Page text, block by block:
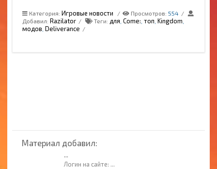
Категория: Игровые новости Просмотров: 554
Добавил: Razilator Теги: для Come: топ Kingdom
модов Deliverance
Материал добавил:
...
Логин на сайте: ...